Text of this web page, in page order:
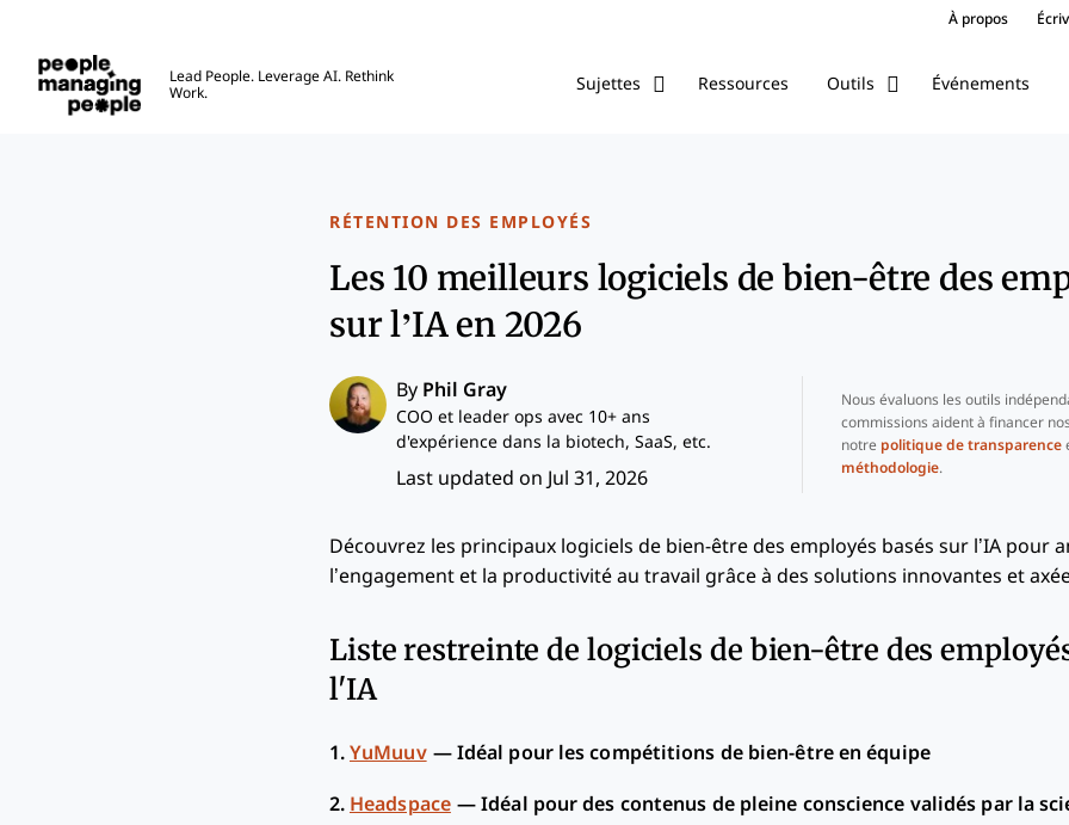
À propos
Lead People. Leverage AI. Rethink
Work.
Sujettes Ressources Outils Événements
RÉTENTION DES EMPLOYÉS
Les 10 meilleurs logiciels de bien-être des
sur l’IA en 2026
By Phil Gray
COO et leader ops avec 10+ ans
d'expérience dans la biotech, SaaS, etc.
Last updated on Jul 31, 2026
Nous évaluons les outils
commissions aident à financer
notre politique de transparence
méthodologie.
Découvrez les principaux logiciels de bien-être des employés basés sur l’IA pour
l’engagement et la productivité au travail grâce à des solutions innovantes et
Liste restreinte de logiciels de bien-être des
l'IA
1. YuMuuv — Idéal pour les compétitions de bien-être en équipe
2. Headspace —Idéal pour des contenus de pleine conscience validés par la